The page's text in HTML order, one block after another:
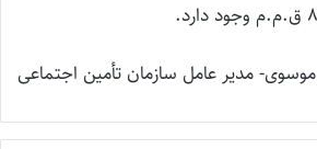
مدیر عامل سازمان تأمین اجتماعی